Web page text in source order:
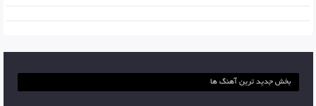
بخش جدید ترین آهنگ ها